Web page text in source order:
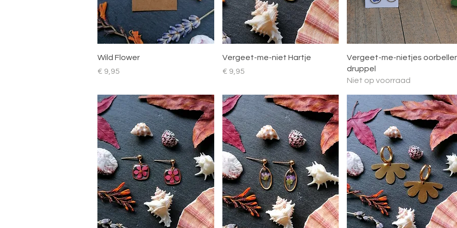
Snel overzicht
Wild Flower
Prijs
€ 9,95
Snel overzicht
Vergeet-me-niet Hartje
Prijs
€ 9,95
Snel overzicht
Vergeet-me-nietjes
druppel
Niet op voorraad